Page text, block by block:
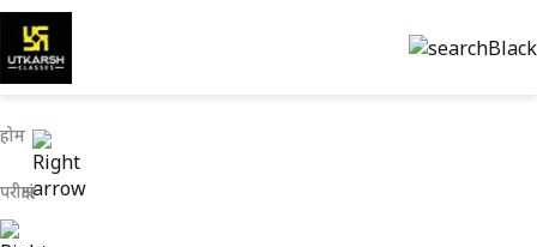
होम
परीक्षाएं